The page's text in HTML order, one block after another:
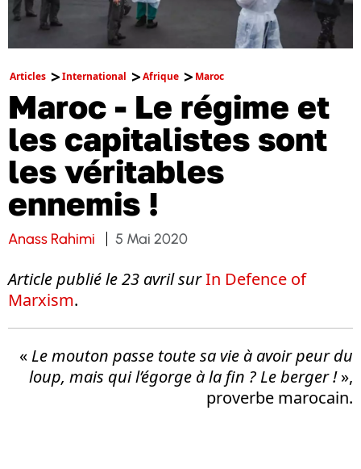
Articles International Afrique Maroc
Maroc - Le régime et
les capitalistes sont
les véritables
ennemis !
Anass Rahimi 5 Mai 2020
Article publié le 23 avril surIn Defence of
Marxism.
« Le mouton passe toute sa vie à avoir peur du
loup, mais qui l’égorge à la fin ? Le berger !»,
proverbe marocain.